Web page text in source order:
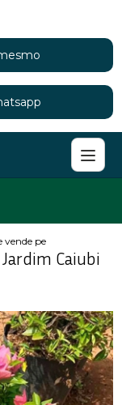
jardim
vende pedra branca
Caiubi